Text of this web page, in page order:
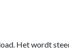
Het wordt